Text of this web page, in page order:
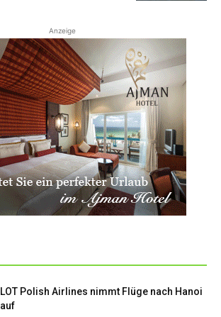
Anzeige
LOT Polish Airlines nimmt Flüge nach Hanoi
auf